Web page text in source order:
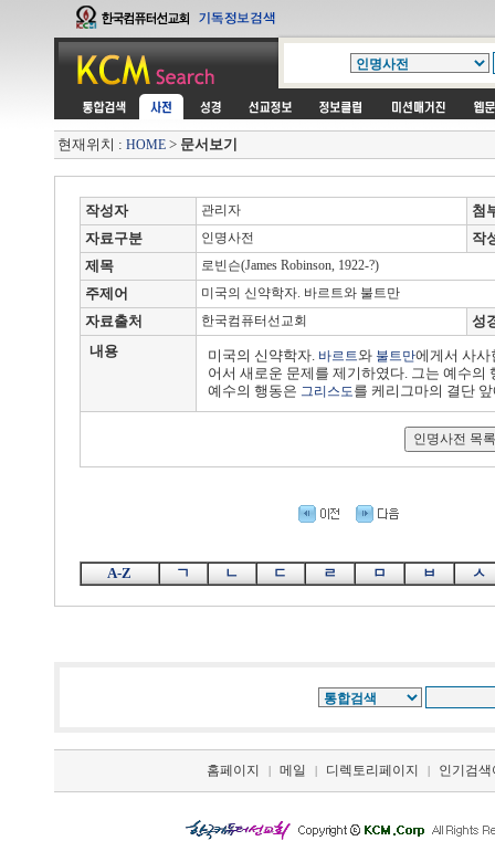
현재위치 : HOME > 문서보기
작성자 관리자
첨
자료구분
인명사전
작
제목
로빈슨(James Robinson, 1922-?)
주제어 미국의 신약학자. 바르트와 불트만
자료출처 한국컴퓨터선교회
성
내용
미국의 신약학자. 바르트와 불트만에게서 사사
어서 새로운 문제를 제기하였다. 그는 예수
예수의 행동은 그리스도를 케리그마의 결단
A-Z ㄱ ㄴ ㄷ ㄹ ㅁ ㅂ ㅅ
홈페이지 | 메일 | 디렉토리페이지 | 인기검색